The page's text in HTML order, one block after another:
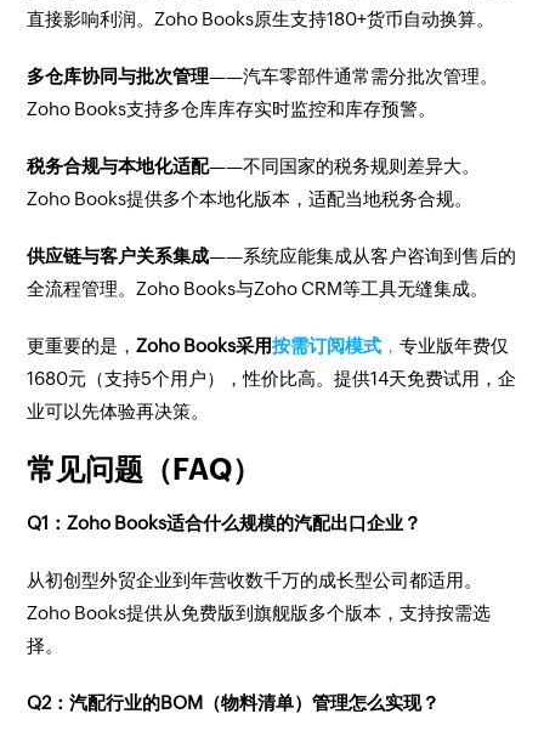
直接影响利润。Zoho Books原生支持180+货币自动换算。
多仓库协同与批次管理——汽车零部件通常需分批次管理。
Zoho Books支持多仓库库存实时监控和库存预警。
税务合规与本地化适配——不同国家的税务规则差异大。
Zoho Books提供多个本地化版本，适配当地税务合规。
供应链与客户关系集成——系统应能集成从客户咨询到售后的
全流程管理。Zoho Books与Zoho CRM等工具无缝集成。
更重要的是，Zoho Books采用按需订阅模式 ，专业版年费仅
1680元（支持5个用户），性价比高。提供14天免费试用，企
业可以先体验再决策。
常见问题（FAQ）
Q1：Zoho Books适合什么规模的汽配出口企业？
从初创型外贸企业到年营收数千万的成长型公司都适用。
Zoho Books提供从免费版到旗舰版多个版本，支持按需选
择。
Q2：汽配行业的BOM（物料清单）管理怎么实现？